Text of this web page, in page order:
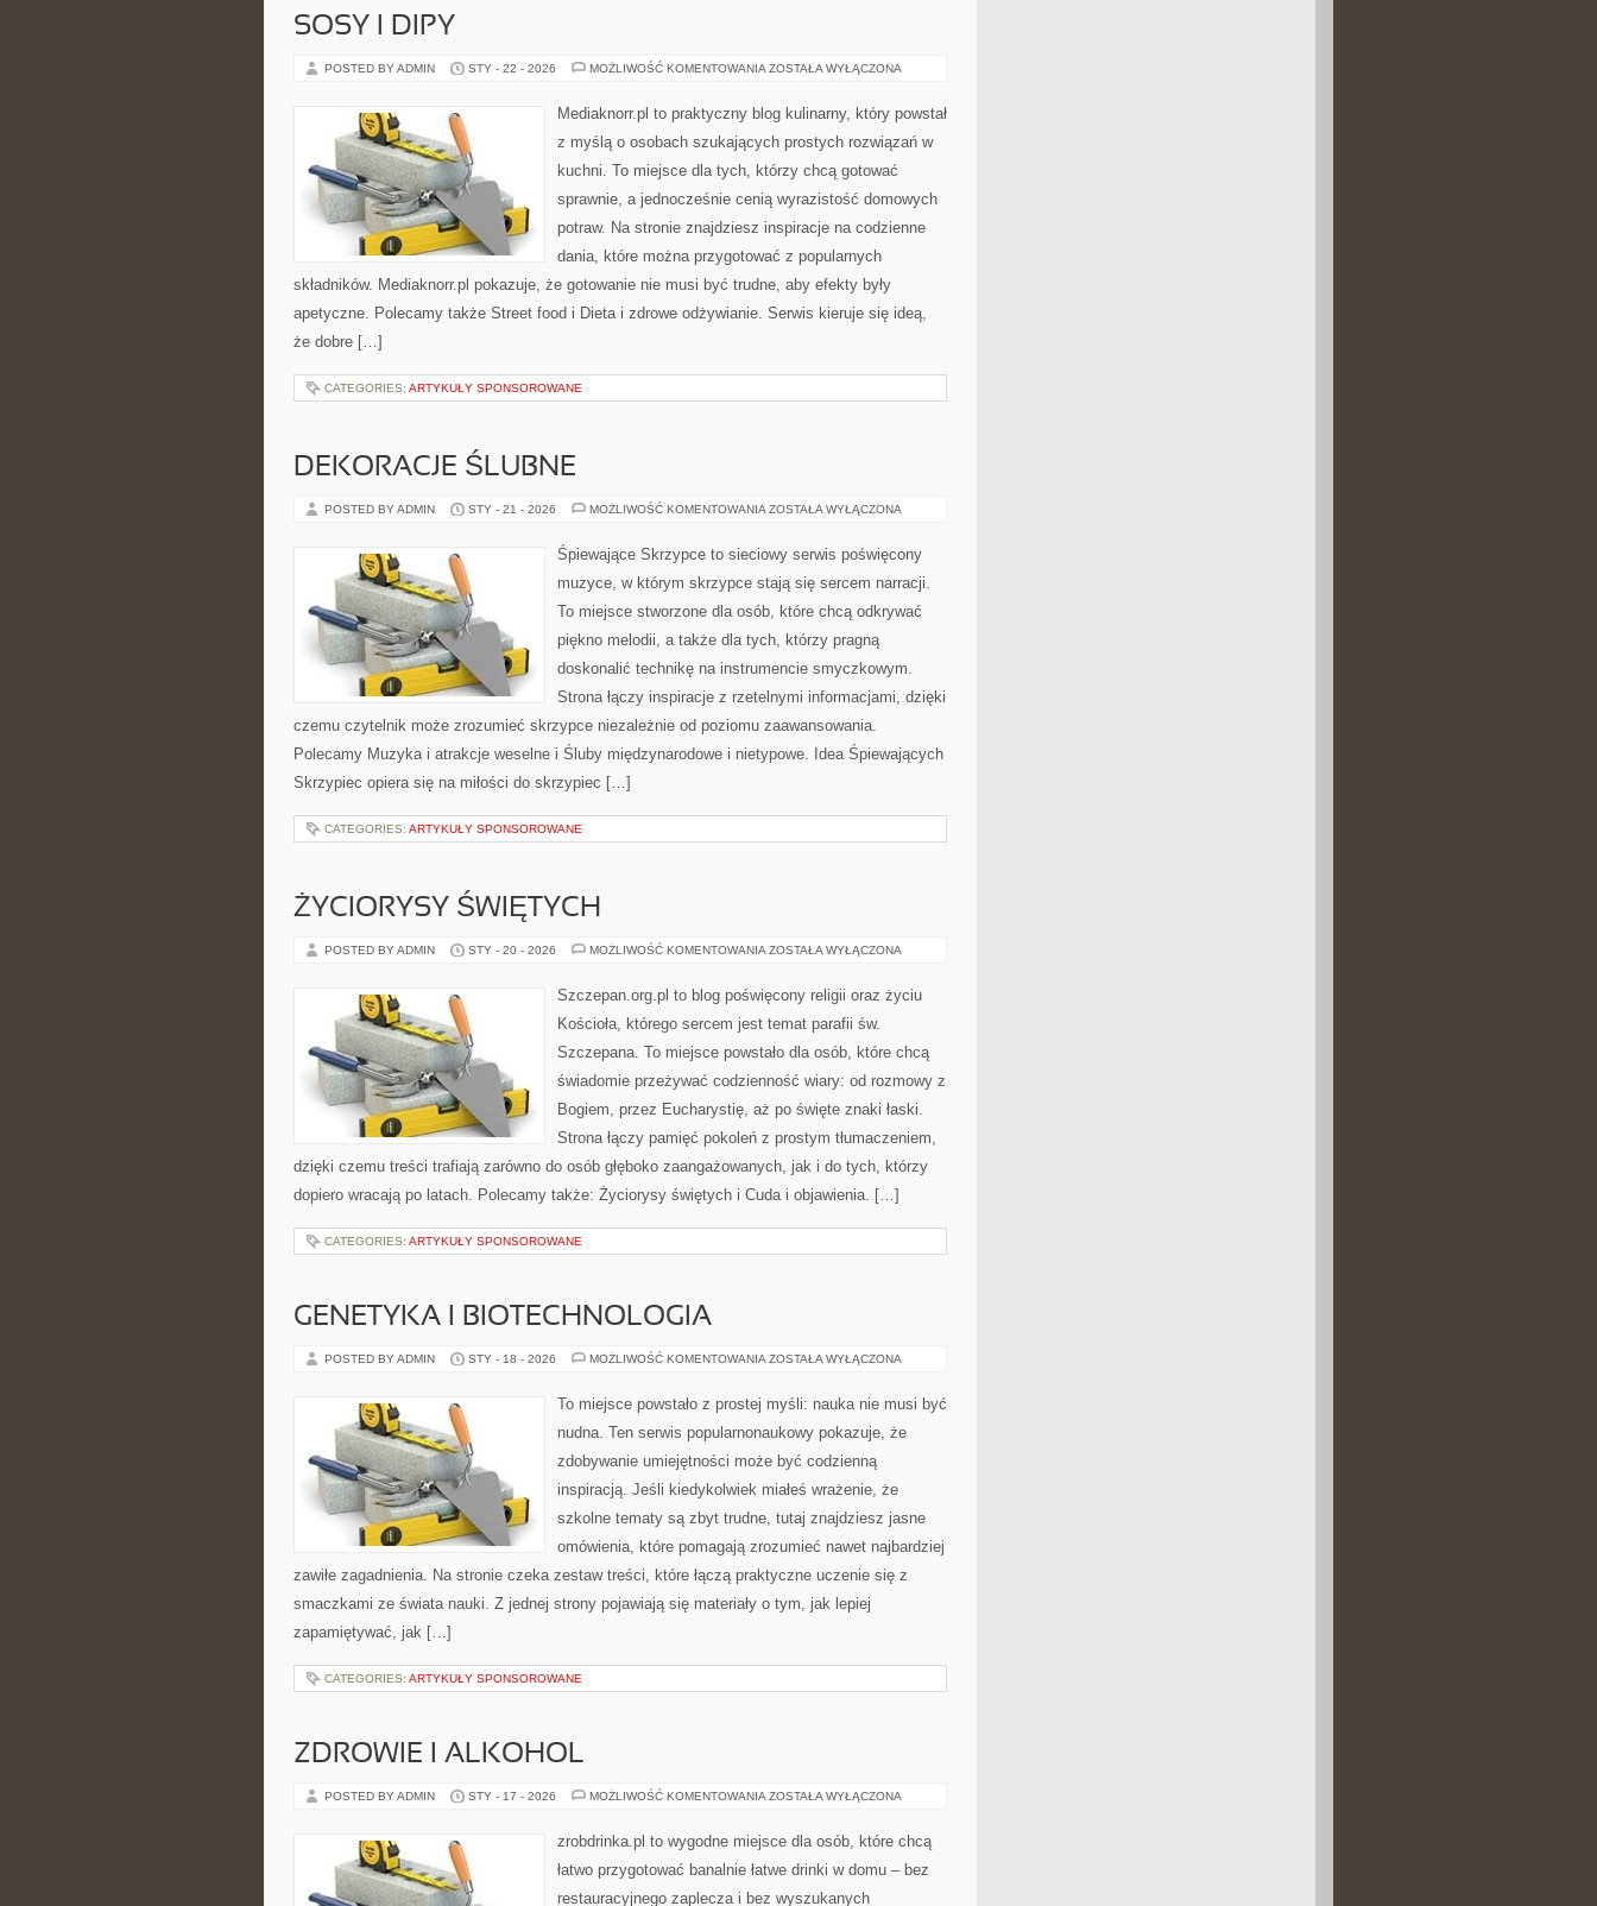
SOSY I DIPY
POSTED BY ADMIN STY - 22 - 2026 MOŻLIWOŚĆ KOMENTOWANIA SOSY
ZOSTAŁA WYŁĄCZONA
Mediaknorr.pl to praktyczny blog kulinarny, który powstał
z myślą o osobach szukających prostych rozwiązań w
kuchni. To miejsce dla tych, którzy chcą gotować
sprawnie, a jednocześnie cenią wyrazistość domowych
potraw. Na stronie znajdziesz inspiracje na codzienne
dania, które można przygotować z popularnych
składników. Mediaknorr.pl pokazuje, że gotowanie nie musi być trudne, aby efekty były
apetyczne. Polecamy także Street food i Dieta i zdrowe odżywianie. Serwis kieruje się ideą,
że dobre […]
CATEGORIES: ARTYKUŁY SPONSOROWANE
DEKORACJE ŚLUBNE
POSTED BY ADMIN STY - 21 - 2026 MOŻLIWOŚĆ KOMENTOWANIA DEKORACJE
ZOSTAŁA WYŁĄCZONA
Śpiewające Skrzypce to sieciowy serwis poświęcony
muzyce, w którym skrzypce stają się sercem narracji.
To miejsce stworzone dla osób, które chcą odkrywać
piękno melodii, a także dla tych, którzy pragną
doskonalić technikę na instrumencie smyczkowym.
Strona łączy inspiracje z rzetelnymi informacjami, dzięki
czemu czytelnik może zrozumieć skrzypce niezależnie od poziomu zaawansowania.
Polecamy Muzyka i atrakcje weselne i Śluby międzynarodowe i nietypowe. Idea Śpiewających
Skrzypiec opiera się na miłości do skrzypiec […]
CATEGORIES: ARTYKUŁY SPONSOROWANE
ŻYCIORYSY ŚWIĘTYCH
POSTED BY ADMIN STY - 20 - 2026 MOŻLIWOŚĆ KOMENTOWANIA ŻYCIORYSY
ZOSTAŁA WYŁĄCZONA
Szczepan.org.pl to blog poświęcony religii oraz życiu
Kościoła, którego sercem jest temat parafii św.
Szczepana. To miejsce powstało dla osób, które chcą
świadomie przeżywać codzienność wiary: od rozmowy z
Bogiem, przez Eucharystię, aż po święte znaki łaski.
Strona łączy pamięć pokoleń z prostym tłumaczeniem,
dzięki czemu treści trafiają zarówno do osób głęboko zaangażowanych, jak i do tych, którzy
dopiero wracają po latach. Polecamy także: Życiorysy świętych i Cuda i objawienia. […]
CATEGORIES: ARTYKUŁY SPONSOROWANE
GENETYKA I BIOTECHNOLOGIA
POSTED BY ADMIN STY - 18 - 2026 MOŻLIWOŚĆ KOMENTOWANIA GENETYKA
ZOSTAŁA WYŁĄCZONA
To miejsce powstało z prostej myśli: nauka nie musi być
nudna. Ten serwis popularnonaukowy pokazuje, że
zdobywanie umiejętności może być codzienną
inspiracją. Jeśli kiedykolwiek miałeś wrażenie, że
szkolne tematy są zbyt trudne, tutaj znajdziesz jasne
omówienia, które pomagają zrozumieć nawet najbardziej
zawiłe zagadnienia. Na stronie czeka zestaw treści, które łączą praktyczne uczenie się z
smaczkami ze świata nauki. Z jednej strony pojawiają się materiały o tym, jak lepiej
zapamiętywać, jak […]
CATEGORIES: ARTYKUŁY SPONSOROWANE
ZDROWIE I ALKOHOL
POSTED BY ADMIN STY - 17 - 2026 MOŻLIWOŚĆ KOMENTOWANIA ZDROWIE
ZOSTAŁA WYŁĄCZONA
zrobdrinka.pl to wygodne miejsce dla osób, które chcą
łatwo przygotować banalnie łatwe drinki w domu – bez
restauracyjnego zaplecza i bez wyszukanych